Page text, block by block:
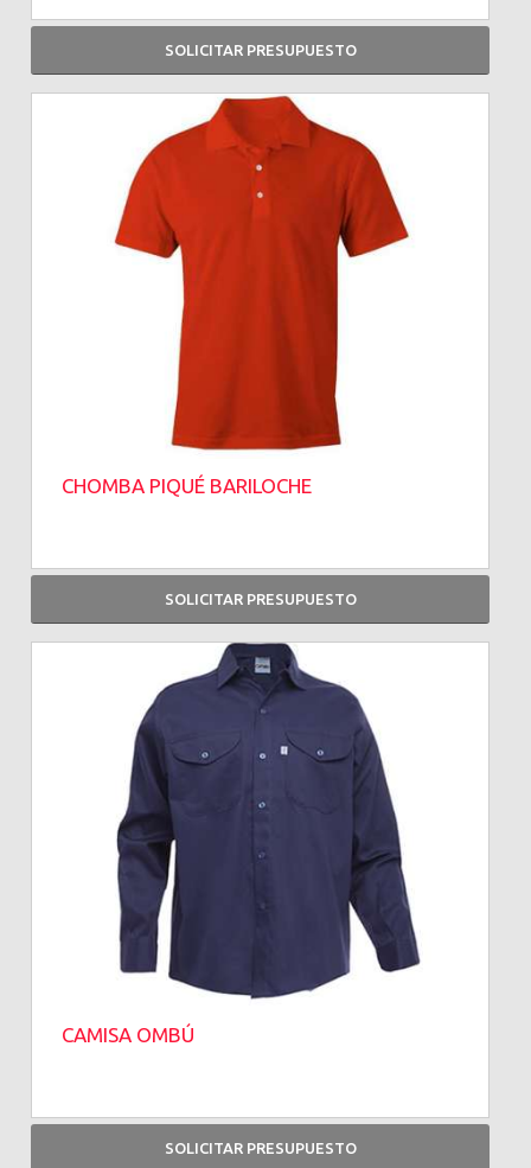
SOLICITAR PRESUPUESTO
CHOMBA PIQUÉ BARILOCHE
SOLICITAR PRESUPUESTO
CAMISA OMBÚ
SOLICITAR PRESUPUESTO